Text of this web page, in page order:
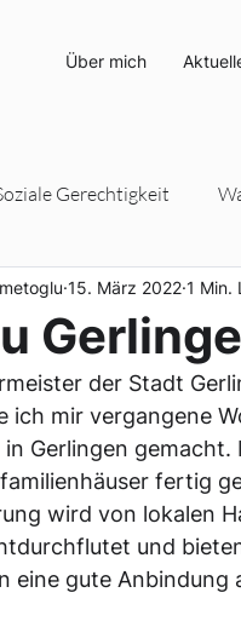
Über mich
Gerechtigkeit
Parteipolitik
15. März 2022 1 Min.
der Stadt
ich mir vergangene
in Gerlingen
fertig
wird von lokalen
und
eine gute Anbindung